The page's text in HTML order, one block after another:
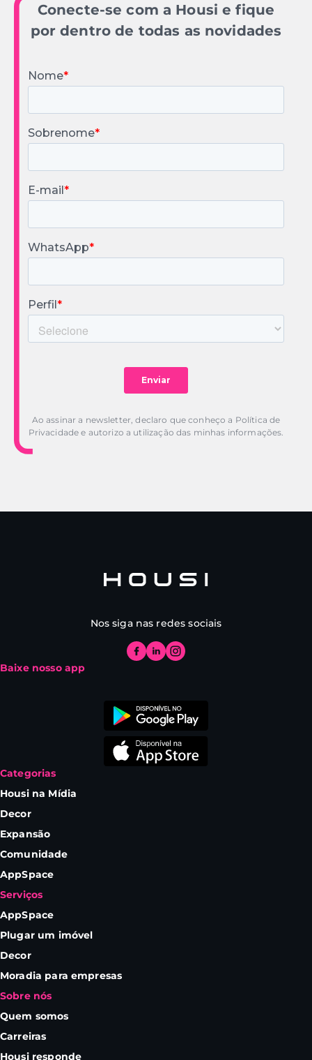
Conecte-se com a Housi e fique
por dentro de todas as novidades
Ao assinar a newsletter, declaro que conheço a Política de
Privacidade e autorizo a utilização das minhas informações.
Nos siga nas redes sociais
Baixe nosso app
Categorias
Housi na Mídia
Decor
Expansão
Comunidade
AppSpace
Serviços
AppSpace
Plugar um imóvel
Decor
Moradia para empresas
Sobre nós
Quem somos
Carreiras
Housi responde